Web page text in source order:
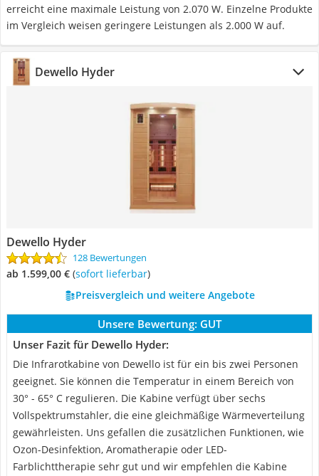
erreicht eine maximale Leistung von 2.070 W. Einzelne Produkte
im Vergleich weisen geringere Leistungen als 2.000 W auf.
Dewello Hyder
Dewello Hyder
128 Bewertungen
ab 1.599,00 € ( Sofort lieferbar)
Preisvergleich und weitere Angebote
Unsere Bewertung: GUT
Unser Fazit für Dewello Hyder:
Die Infrarotkabine von Dewello ist für ein bis zwei Personen
geeignet. Sie können die Temperatur in einem Bereich von
30° - 65° C regulieren. Die Kabine verfügt über sechs
Vollspektrumstahler, die eine gleichmäßige Wärmeverteilung
gewährleisten. Uns gefallen die zusätzlichen Funktionen, wie
Ozon-Desinfektion, Aromatherapie oder LED-
Farblichttherapie sehr gut und wir empfehlen die Kabine